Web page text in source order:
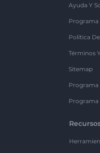
Ayuda Y
Programa
Política
Términos
Sitemap
Programa
Programa